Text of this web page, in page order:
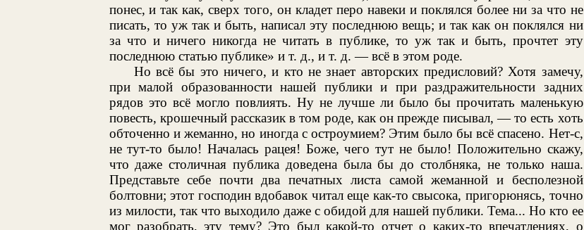
понес, и так как, сверх того, он кладет перо навеки и поклялся более ни за что не
писать, то уж так и быть, написал эту последнюю вещь; и так как он поклялся ни
за что и ничего никогда не читать в публике, то уж так и быть, прочтет эту
последнюю статью публике» и т. д., и т. д. — всё в этом роде.
Но всё бы это ничего, и кто не знает авторских предисловий? Хотя замечу,
при малой образованности нашей публики и при раздражительности задних
рядов это всё могло повлиять. Ну не лучше ли было бы прочитать маленькую
повесть, крошечный рассказик в том роде, как он прежде писывал, — то есть хоть
обточенно и жеманно, но иногда с остроумием? Этим было бы всё спасено. Нет-с,
не тут-то было! Началась рацея! Боже, чего тут не было! Положительно скажу,
что даже столичная публика доведена была бы до столбняка, не только наша.
Представьте себе почти два печатных листа самой жеманной и бесполезной
болтовни; этот господин вдобавок читал еще как-то свысока, пригорюнясь, точно
из милости, так что выходило даже с обидой для нашей публики. Тема... Но кто ее
мог разобрать, эту тему? Это был какой-то отчет о каких-то впечатлениях, о